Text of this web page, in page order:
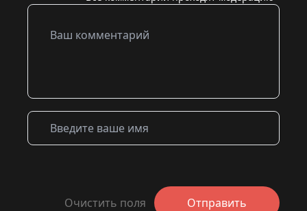
Очистить поля Отправить